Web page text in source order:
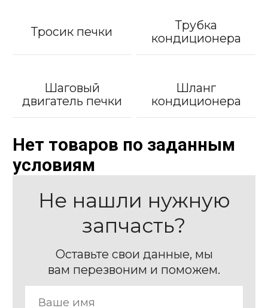
Тросик печки
Трубка
кондиционера
Шаговый
двигатель печки
Шланг
кондиционера
Нет товаров по заданным
условиям
Не нашли нужную
запчасть?
Оставьте свои данные, мы
вам перезвоним и поможем.